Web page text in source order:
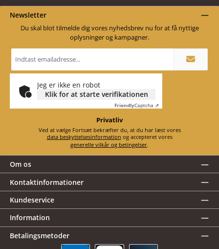
Newsletter
Du skal blot tilmelde dig vores nyhedsbrev nu for at få nyttige
oplysninger og kampagner.
adresse
Jeg er ikke en robot
Klik for at starte verifikationen
FriendlyCaptcha ⇗
Privatliv
Ved at vælge Fortsæt bekræfter du, at du har læst vores
data beskyttelsesinformation
og accepteret vores
generelle vilkår og betingelser.
Om os
Kontaktinformationer
Kundeservice
Information
Betalingsmetoder